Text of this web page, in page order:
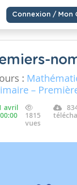
Connexion / Mon
:
–
avril
1815
vues